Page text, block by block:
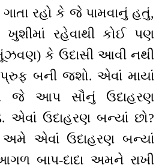
રહો કે જે પામવાનું હતું,
રહેવાથી કોઈ પણ
કે ઉદાસી આવી નથી
બની જશો. એવાં માયાં
જે આપ સૌનું ઉદાહરણ
એવાં ઉદાહરણ બન્યાં છો?
એવાં ઉદાહરણ બન્યાં
બાપ-દાદા અમને રાખી